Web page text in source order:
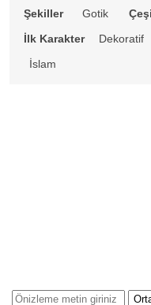
Şekiller
Gotik
İlk Karakter
Dekoratif
İslam